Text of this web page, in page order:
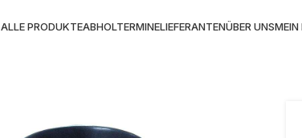
ALLE PRODUKTEABHOLTERMINELIEFERANTENÜBER UNS